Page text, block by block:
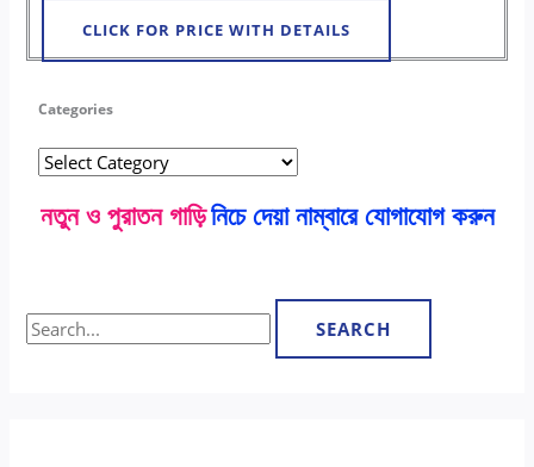
CLICK FOR PRICE WITH DETAILS
Categories
নতুন ও পুরাতন গাড়িনিচে দেয়া নাম্বারে যোগাযোগ করুন